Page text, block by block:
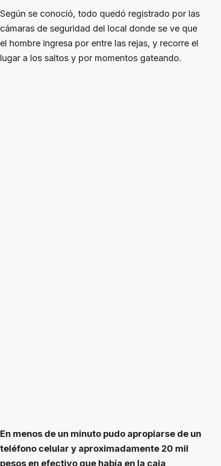
Según se conoció, todo quedó registrado por las
cámaras de seguridad del local donde se ve que
el hombre ingresa por entre las rejas, y recorre el
lugar a los saltos y por momentos gateando.
En menos de un minuto pudo apropiarse de un
teléfono celular y aproximadamente 20 mil
pesos en efectivo que había en la caja